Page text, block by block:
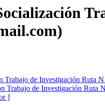
de Investigación Ruta
Trabajo de Investigación Ruta
]